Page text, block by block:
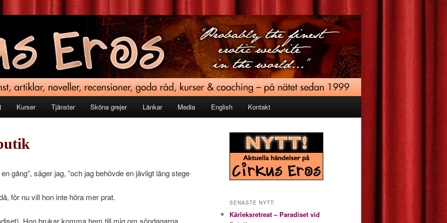
Kurser Tjänster Sköna grejer Länkar Media English Kontakt
gång”, säger jag, ”och jag behövde en jävligt lång stege
för nu vill hon inte höra mer prat.
Hon brukar komma hem till mig om söndagarna
SENASTE NYTT:
Kärleksretreat – Paradiset vid